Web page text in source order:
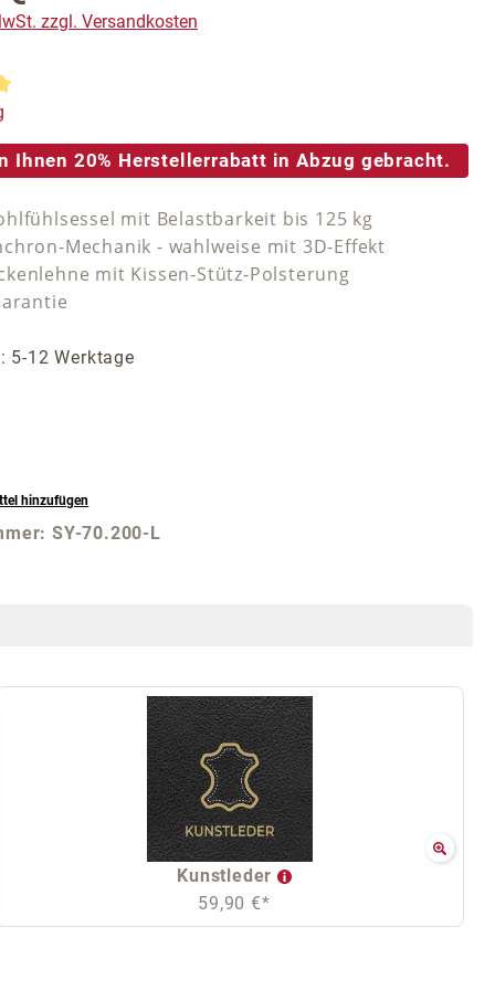
zzgl. Versandkosten
Bewertung von 5 von 5 Sternen
Ihnen 20% Herstellerrabatt in Abzug gebracht.
mit Belastbarkeit bis 125 kg
Mechanik - wahlweise mit 3D-Effekt
mit Kissen-Stütz-Polsterung
5-12 Werktage
hinzufügen
SY-70.200-L
Kunstleder
59,90 €*